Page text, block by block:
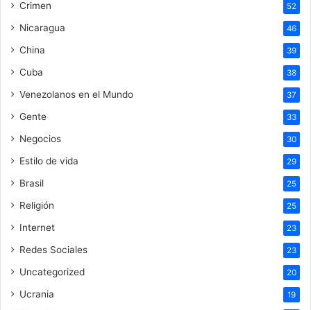
Crimen 52
Nicaragua 46
China 39
Cuba 38
Venezolanos en el Mundo 37
Gente 33
Negocios 30
Estilo de vida 29
Brasil 25
Religión 25
Internet 23
Redes Sociales 23
Uncategorized 20
Ucrania 19